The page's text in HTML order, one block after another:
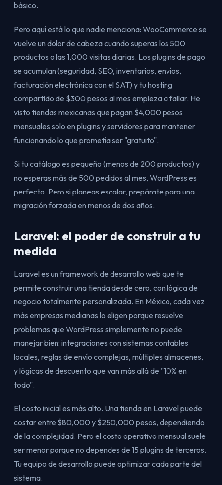
básico.
Pero aquí está lo que nadie menciona: WooCommerce se
vuelve un dolor de cabeza cuando superas los 500
productos o las 1,000 visitas diarias. Los plugins de pago
se acumulan (seguridad, SEO, inventarios, envíos,
facturación electrónica con el SAT) y tu hosting
compartido de $300 pesos al mes empieza a fallar. He
visto tiendas mexicanas que pagan $4,000 pesos
mensuales solo en plugins y servidores para mantener
funcionando lo que prometía ser "gratuito".
Si tu catálogo es pequeño (menos de 200 productos) y
no esperas más de 500 pedidos al mes, WordPress es
perfecto. Pero si planeas escalar, prepárate para una
migración forzada en menos de dos años.
Laravel: el poder de construir a tu
medida
Laravel es un framework de desarrollo web que te
permite construir una tienda desde cero, con lógica de
negocio totalmente personalizada. En México, cada vez
más empresas medianas lo eligen porque resuelve
problemas que WordPress simplemente no puede
manejar bien: integraciones con sistemas contables
locales, reglas de envío complejas, múltiples almacenes,
y lógicas de descuento que van más allá de "10% en
todo".
El costo inicial es más alto. Una tienda en Laravel puede
costar entre $80,000 y $250,000 pesos, dependiendo
de la complejidad. Pero el costo operativo mensual suele
ser menor porque no dependes de 15 plugins de terceros.
Tu equipo de desarrollo puede optimizar cada parte del
sistema.